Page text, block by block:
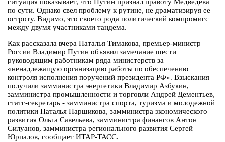
ситуация показывает, что Путин признал правоту Медведева
по сути. Однако свел проблему к рутине, не драматизируя ее
остроту. Видимо, это своего рода политический компромисс
между двумя участниками тандема.
Как рассказала вчера Наталья Тимакова, премьер-министр
России Владимир Путин объявил замечание шести
руководящим работникам ряда министерств за
«ненадлежащую организацию работы по обеспечению
контроля исполнения поручений президента РФ». Взыскания
получили замминистра энергетики Владимир Азбукин,
замминистра промышленности и торговли Андрей Дементьев,
статс-секретарь - замминистра спорта, туризма и молодежной
политики Наталья Паршикова, замминистра экономического
развития Ольга Савельева, замминистра финансов Антон
Силуанов, замминистра регионального развития Сергей
Юрпалов, сообщает ИТАР-ТАСС.